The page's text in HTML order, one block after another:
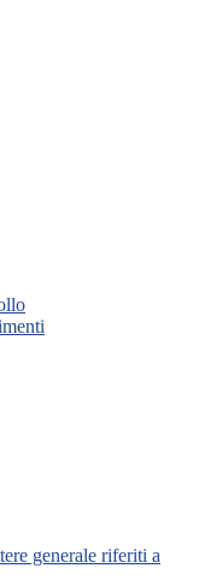
generale riferiti a